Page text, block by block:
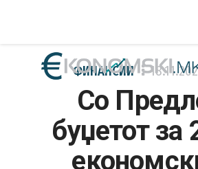
АКТУЕЛНО
ЕКОНОМИЈА
ФИНАНСИИ
ФИНАНСИИ
Со
буџетот за